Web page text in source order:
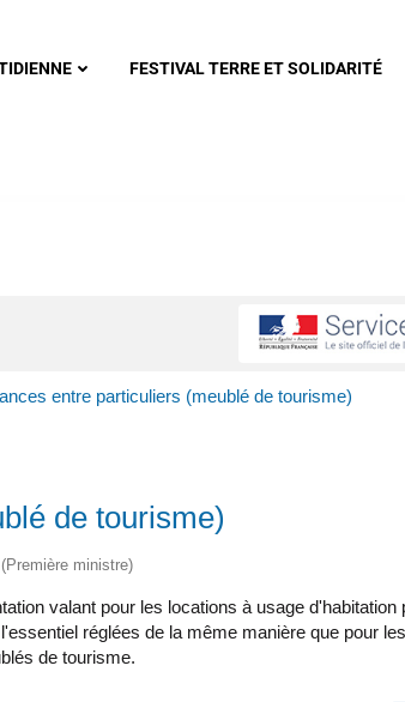
FESTIVAL TERRE ET SOLIDARITÉ
entre particuliers (meublé de tourisme)
de tourisme)
ministre)
valant pour les locations à usage d'habitation
réglées de la même manière que pour
de tourisme.